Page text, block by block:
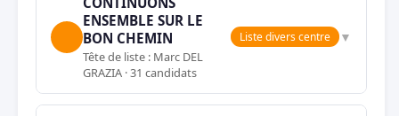
ENSEMBLE SUR LE
BON CHEMIN
Tête de liste : Marc DEL
GRAZIA · 31 candidats
Liste divers centre ▼